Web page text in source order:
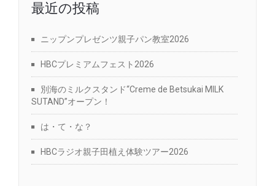
最近の投稿
ニップンプレゼンツ親子パン教室2026
HBCプレミアムフェスト2026
別海のミルクスタンド“Creme de Betsukai MILK
SUTAND”オープン！
は・て・な？
HBCラジオ親子田植え体験ツアー2026